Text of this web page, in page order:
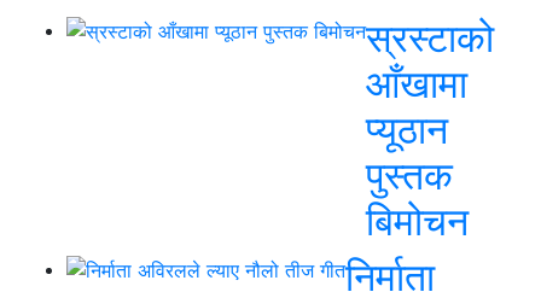
स्रस्टाको
आँखामा
प्यूठान
पुस्तक
बिमोचन
निर्माता